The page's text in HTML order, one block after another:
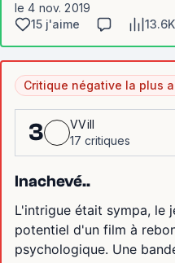
le 4 nov. 2019
15 j'aime
13.6K
Critique négative la plus
3
VVill
17 critiques
Inachevé..
L'intrigue était sympa, le
potentiel d'un film à
psychologique. Une